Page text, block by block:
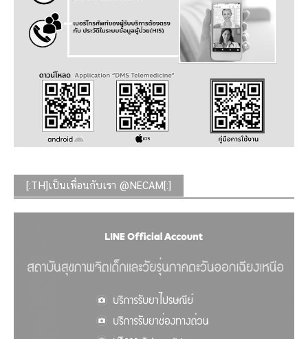
[:TH]เป็นเพื่อนกับเรา @NECAM[:]